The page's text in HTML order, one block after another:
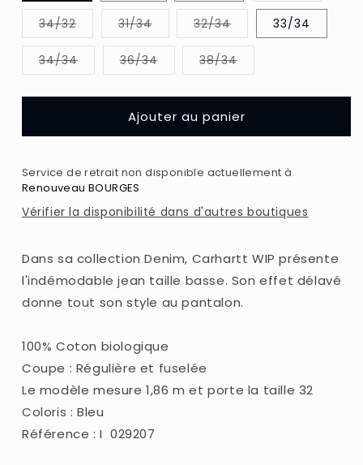
ou
34/32Variante
épuisée
ou
indisponible
31/34Variante
épuisée
ou
indisponible
32/34Variante
épuisée
ou
indisponible
33/34
34/34Variante
épuisée
indisponible
36/34Variante
épuisée
indisponible
38/34Variante
épuisée
indisponible
Ajouter au panier
Service de retrait non disponible actuellement à
Renouveau BOURGES
Vérifier la disponibilité dans d'autres boutiques
Dans sa collection Denim, Carhartt WIP présente
l'indémodable jean taille basse. Son effet délavé
donne tout son style au pantalon.
100% Coton biologique
Coupe : Régulière et fuselée
Le modèle mesure 1,86 m et porte la taille 32
Coloris : Bleu
Référence : I 029207